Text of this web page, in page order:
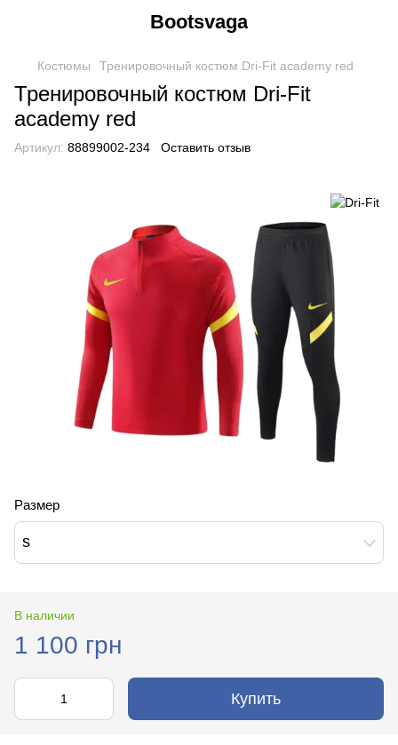
Bootsvaga
Костюмы Тренировочный костюм Dri-Fit academy red
Тренировочный костюм Dri-Fit
academy red
Артикул: 88899002-234 Оставить отзыв
Размер
s
В наличии
1 100 грн
Купить